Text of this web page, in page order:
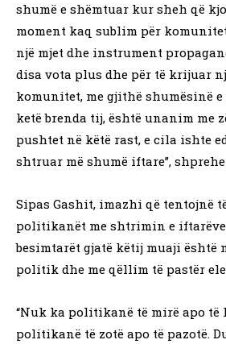
shumë e shëmtuar kur sheh që
moment kaq sublim për
një mjet dhe instrument
disa vota plus dhe për të krijuar
komunitet, me gjithë shumësinë e
ketë brenda tij, është unanim me
pushtet në këtë rast, e cila ishte
shtruar më shumë iftare”,
Sipas Gashit, imazhi që tentojnë
politikanët me shtrimin e
besimtarët gjatë këtij muaji është
politik dhe me qëllim të pastër
“Nuk ka politikanë të mirë apo të
politikanë të zotë apo të pazotë.